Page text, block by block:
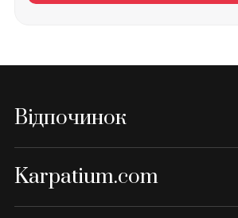
Відпочинок
Karpatium.com